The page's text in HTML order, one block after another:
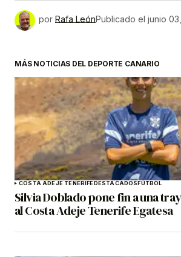
por Rafa LeónPublicado el junio
MÁS NOTICIAS DEL DEPORTE CANARIO
COSTA ADEJE TENERIFEDESTACADOSFÚTBOL
Silvia Doblado pone fin a una
al Costa Adeje Tenerife Egatesa